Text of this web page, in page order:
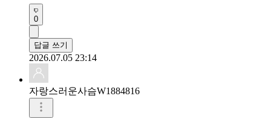
0
답글 쓰기
2026.07.05 23:14
자랑스러운사슴W1884816